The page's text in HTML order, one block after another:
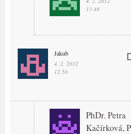
13.48
Jakub
4. 2. 2012
12.50
PhDr. Petra
Kačírková,